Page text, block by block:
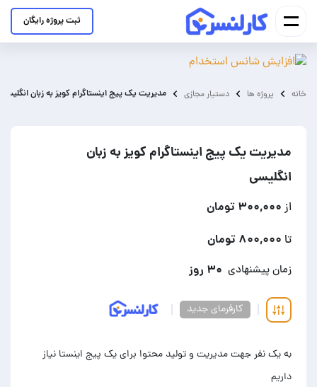
ثبت پروژه رایگان
خانه پروژه ها دستیار مجازی مدیریت یک پیج اینستاگرام کویز به زبان انگلیسی
مدیریت یک پیج اینستاگرام کویز به زبان
انگلیسی
از ۳۰۰,۰۰۰ تومان
تا ۸۰۰,۰۰۰ تومان
زمان پیشنهادی ۳۰ روز
کارفرمای جدید
به یک نفر جهت مدیریت و تولید محتوا برای یک پیج اینستا نیاز